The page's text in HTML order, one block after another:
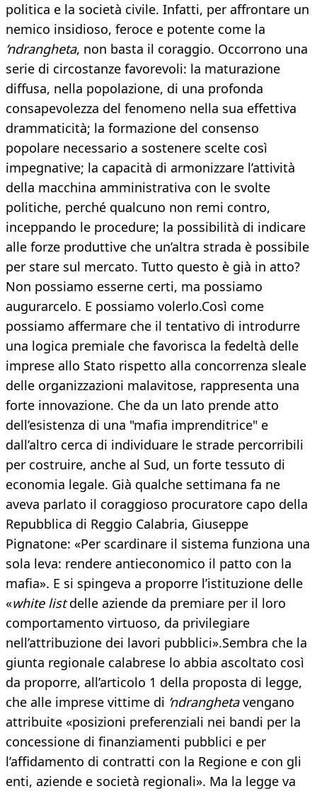
politica e la società civile. Infatti, per affrontare un
nemico insidioso, feroce e potente come la
’ndrangheta, non basta il coraggio. Occorrono una
serie di circostanze favorevoli: la maturazione
diffusa, nella popolazione, di una profonda
consapevolezza del fenomeno nella sua effettiva
drammaticità; la formazione del consenso
popolare necessario a sostenere scelte così
impegnative; la capacità di armonizzare l’attività
della macchina amministrativa con le svolte
politiche, perché qualcuno non remi contro,
inceppando le procedure; la possibilità di indicare
alle forze produttive che un’altra strada è possibile
per stare sul mercato. Tutto questo è già in atto?
Non possiamo esserne certi, ma possiamo
augurarcelo. E possiamo volerlo.Così come
possiamo affermare che il tentativo di introdurre
una logica premiale che favorisca la fedeltà delle
imprese allo Stato rispetto alla concorrenza sleale
delle organizzazioni malavitose, rappresenta una
forte innovazione. Che da un lato prende atto
dell’esistenza di una "mafia imprenditrice" e
dall’altro cerca di individuare le strade percorribili
per costruire, anche al Sud, un forte tessuto di
economia legale. Già qualche settimana fa ne
aveva parlato il coraggioso procuratore capo della
Repubblica di Reggio Calabria, Giuseppe
Pignatone: «Per scardinare il sistema funziona una
sola leva: rendere antieconomico il patto con la
mafia». E si spingeva a proporre l’istituzione delle
«white listdelle aziende da premiare per il loro
comportamento virtuoso, da privilegiare
nell’attribuzione dei lavori pubblici».Sembra che la
giunta regionale calabrese lo abbia ascoltato così
da proporre, all’articolo 1 della proposta di legge,
che alle imprese vittime di ’ndranghetavengano
attribuite «posizioni preferenziali nei bandi per la
concessione di finanziamenti pubblici e per
l’affidamento di contratti con la Regione e con gli
enti, aziende e società regionali». Ma la legge va